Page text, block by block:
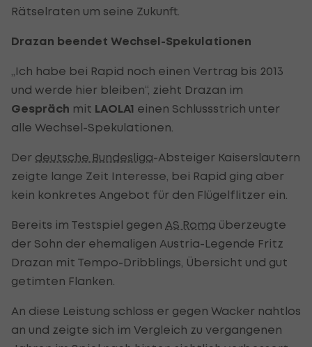
Rätselraten um seine Zukunft.
Drazan beendet Wechsel-Spekulationen
„Ich habe bei Rapid noch einen Vertrag bis 2013
und werde hier bleiben“, zieht Drazan im
Gespräch mit LAOLA1 einen Schlussstrich unter
alle Wechsel-Spekulationen.
Der deutsche Bundesliga-Absteiger Kaiserslautern
zeigte lange Zeit Interesse, bei Rapid ging aber
kein konkretes Angebot für den Flügelflitzer ein.
Bereits im Testspiel gegen AS Roma überzeugte
der Sohn der ehemaligen Austria-Legende Fritz
Drazan mit Tempo-Dribblings, Übersicht und gut
getimten Flanken.
An diese Leistung schloss er gegen Wacker nahtlos
an und zeigte sich im Vergleich zu vergangenen